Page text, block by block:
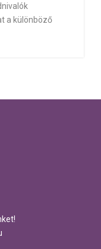
a különböző